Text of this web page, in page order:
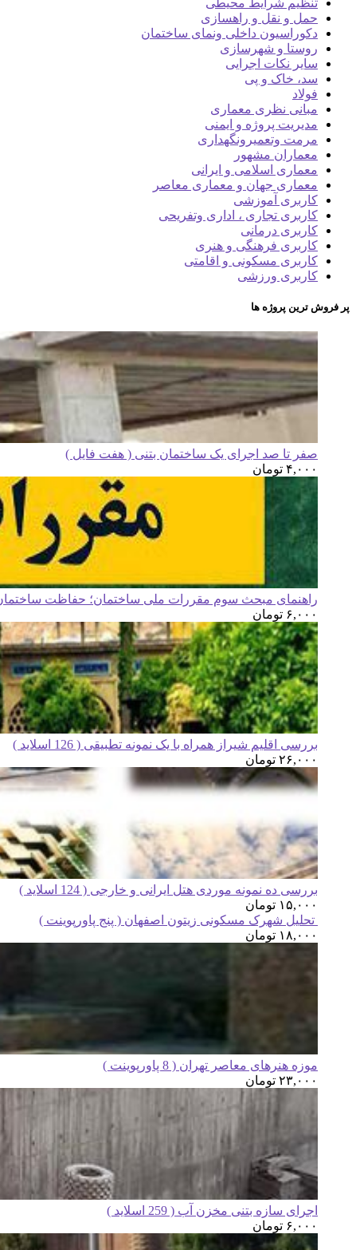
تنظیم شرایط محیطی
حمل و نقل و راهسازی
دکوراسیون داخلی ونمای ساختمان
روستا و شهرسازی
سایر نکات اجرایی
سد، خاک و پی
فولاد
مبانی نظری معماری
مدیریت پروژه و ایمنی
مرمت وتعمیرونگهداری
معماران مشهور
معماری اسلامی و ایرانی
معماری جهان و معماری معاصر
کاربری آموزشی
کاربری تجاری ، اداری وتفریحی
کاربری درمانی
کاربری فرهنگی و هنری
کاربری مسکونی و اقامتی
کاربری ورزشی
پر فروش ترین پروژه ها
صفر تا صد اجرای یک ساختمان بتنی ( هفت فایل )
۴,۰۰۰ تومان
راهنمای مبحث سوم مقررات ملی ساختمان؛ حفاظت
۶,۰۰۰ تومان
بررسی اقلیم شیراز همراه با یک نمونه تطبیقی ( 126 اسلاید )
۲۶,۰۰۰ تومان
بررسی ده نمونه موردی هتل ایرانی و خارجی ( 124 اسلاید )
۱۵,۰۰۰ تومان
تحلیل شهرک مسکونی زیتون اصفهان ( پنج پاورپوینت )
۱۸,۰۰۰ تومان
موزه هنرهای معاصر تهران ( 8 پاورپوینت )
۲۳,۰۰۰ تومان
اجرای سازه بتنی مخزن آب ( 259 اسلاید )
۶,۰۰۰ تومان